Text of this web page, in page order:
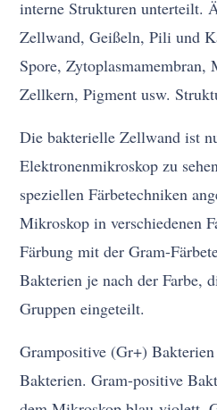
interne Strukturen unterteilt.
Zellwand, Geißeln, Pili und
Spore, Zytoplasmamembran,
Zellkern, Pigment usw.
Die bakterielle Zellwand ist
Elektronenmikroskop zu
speziellen Färbetechniken
Mikroskop in verschiedenen
Färbung mit der Gram-
Bakterien je nach der Farbe,
Gruppen eingeteilt.
Grampositive (Gr+)
Bakterien. Gram-positive